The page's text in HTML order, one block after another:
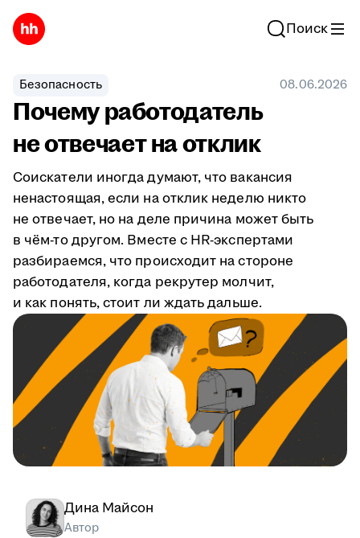
Поиск
Безопасность 08.06.2026
Почему работодатель
не отвечает на отклик
Соискатели иногда думают, что вакансия
ненастоящая, если на отклик неделю никто
не отвечает, но на деле причина может быть
в чём-то другом. Вместе с HR-экспертами
разбираемся, что происходит на стороне
работодателя, когда рекрутер молчит,
и как понять, стоит ли ждать дальше.
Дина Майсон
Автор